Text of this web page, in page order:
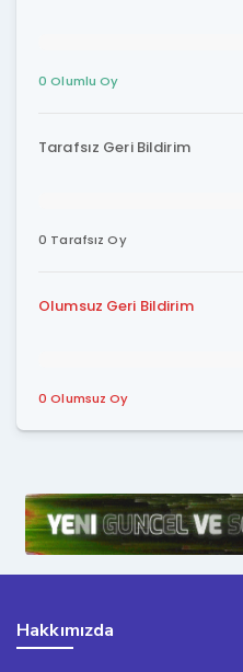
0 Olumlu Oy
Tarafsız Geri Bildirim
0 Tarafsız Oy
Olumsuz Geri Bildirim
0 Olumsuz Oy
Hakkımızda